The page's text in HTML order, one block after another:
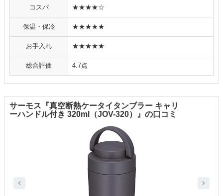
コスパ ★★★★☆
保温・保冷 ★★★★★
お手入れ ★★★★★
総合評価 4.7点
サーモス『真空断熱ケータイタンブラー キャリ
ーハンドル付き 320ml（JOV-320）』の口コミ